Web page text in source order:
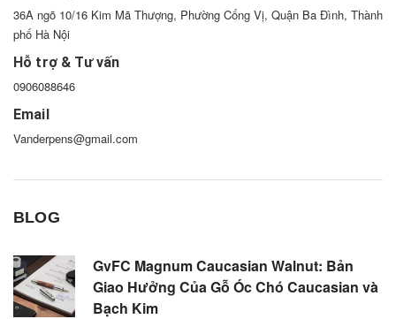
36A ngõ 10/16 Kim Mã Thượng, Phường Cống Vị, Quận Ba Đình, Thành
phố Hà Nội
Hỗ trợ & Tư vấn
0906088646
Email
Vanderpens@gmail.com
BLOG
GvFC Magnum Caucasian Walnut: Bản
Giao Hưởng Của Gỗ Óc Chó Caucasian và
Bạch Kim